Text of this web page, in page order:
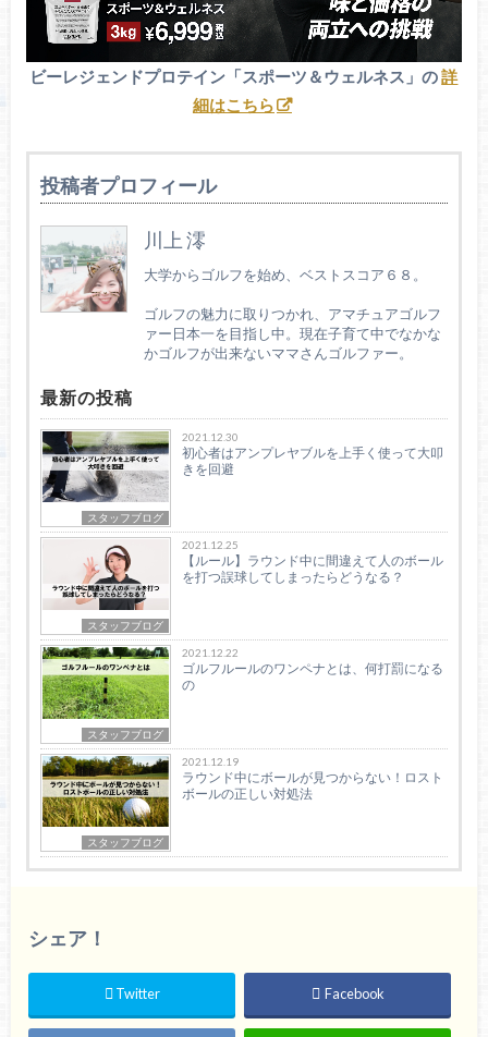
ビーレジェンドプロテイン「スポーツ＆ウェルネス」の詳
細はこちら
投稿者プロフィール
川上 澪
大学からゴルフを始め、ベストスコア６８。
ゴルフの魅力に取りつかれ、アマチュアゴルフ
ァー日本一を目指し中。現在子育て中でなかな
かゴルフが出来ないママさんゴルファー。
最新の投稿
スタッフブログ
2021.12.30
初心者はアンプレヤブルを上手く使って大叩
きを回避
スタッフブログ
2021.12.25
【ルール】ラウンド中に間違えて人のボール
を打つ誤球してしまったらどうなる？
スタッフブログ
2021.12.22
ゴルフルールのワンペナとは、何打罰になる
の
スタッフブログ
2021.12.19
ラウンド中にボールが見つからない！ロスト
ボールの正しい対処法
シェア！
Twitter Facebook